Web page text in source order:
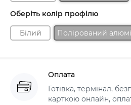
Оберіть колір профілю
Білий Полірований
Оплата
Готівка, термінал,
карткою онлайн,